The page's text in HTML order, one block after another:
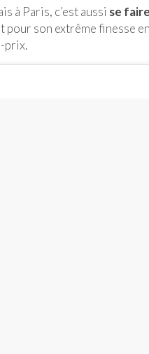
à Paris, c’est aussi se
son extrême finesse
prix.